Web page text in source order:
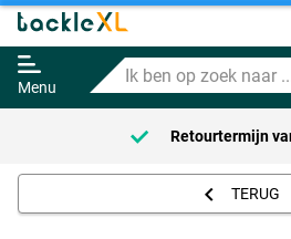
Menu
Ik
ben
op
zoek
naar
Guru Aventus Landing
4+1m
Adviesprijs
219.95
Retourtermijn
TERUG